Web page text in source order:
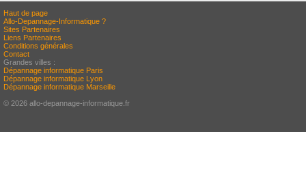
Haut de page
Allo-Depannage-Informatique ?
Sites Partenaires
Liens Partenaires
Conditions générales
Contact
Grandes villes :
Dépannage informatique Paris
Dépannage informatique Lyon
Dépannage informatique Marseille
© 2026 allo-depannage-informatique.fr